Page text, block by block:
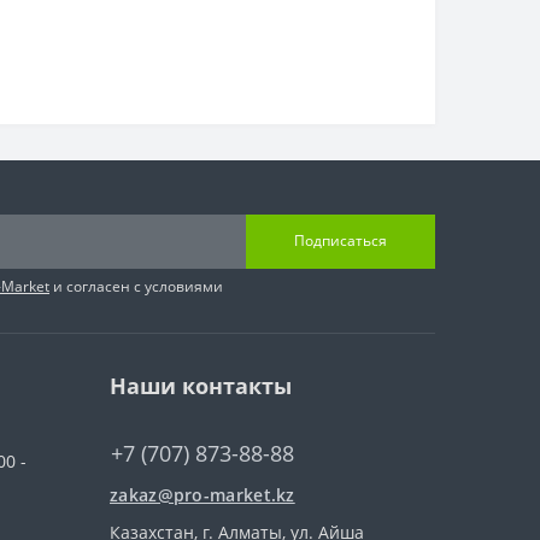
Подписаться
и согласен с условиями
-
Наши контакты
+7 (707) 873-88-88
zakaz@pro-market.kz
Казахстан, г. Алматы, ул. Айша